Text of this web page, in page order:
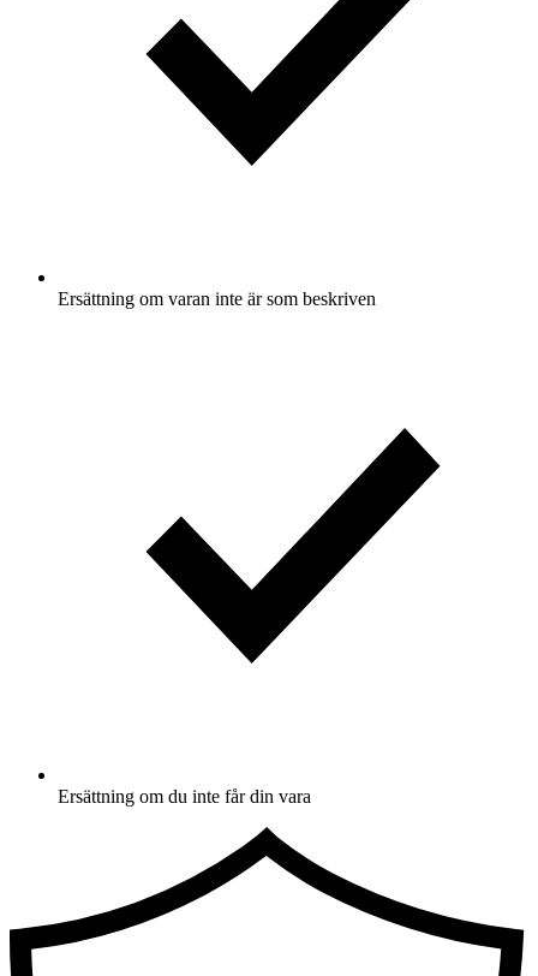
Ersättning om varan inte är som beskriven
Ersättning om du inte får din vara